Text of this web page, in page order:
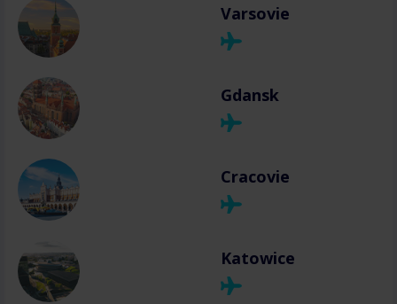
Varsovie
Gdansk
Cracovie
Katowice